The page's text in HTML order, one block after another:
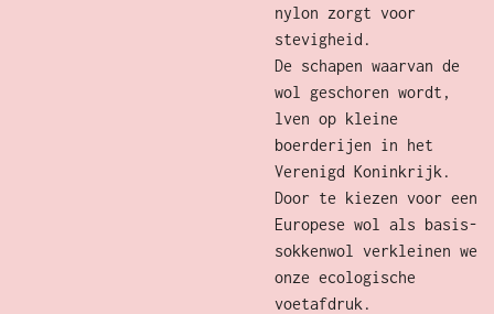
nylon zorgt voor
stevigheid.
De schapen waarvan de
wol geschoren wordt,
lven op kleine
boerderijen in het
Verenigd Koninkrijk.
Door te kiezen voor een
Europese wol als basis-
sokkenwol verkleinen we
onze ecologische
voetafdruk.